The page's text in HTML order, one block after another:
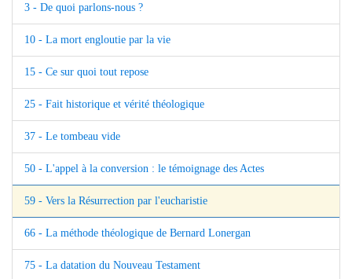
3 - De quoi parlons-nous ?
10 - La mort engloutie par la vie
15 - Ce sur quoi tout repose
25 - Fait historique et vérité théologique
37 - Le tombeau vide
50 - L'appel à la conversion : le témoignage des Actes
59 - Vers la Résurrection par l'eucharistie
66 - La méthode théologique de Bernard Lonergan
75 - La datation du Nouveau Testament